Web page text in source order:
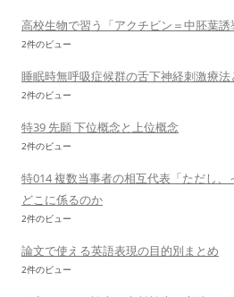
高校生物で習う「アクチビン＝中胚葉
2件のビュー
睡眠時無呼吸症候群の舌下神経刺激療法
2件のビュー
特39 先願 下位概念と上位概念
2件のビュー
特014 複数当事者の相互代表「ただし
どこに係るのか
2件のビュー
論文で使える英語表現の目的別まとめ
2件のビュー